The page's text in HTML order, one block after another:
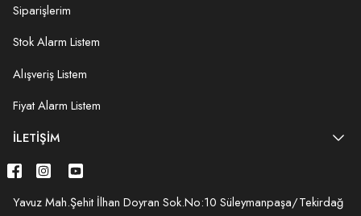
Siparişlerim
Stok Alarm Listem
Alışveriş Listem
Fiyat Alarm Listem
İLETIŞIM
Yavuz Mah.Şehit İlhan Doyran Sok.No:10 Süleymanpaşa/Tekirdağ